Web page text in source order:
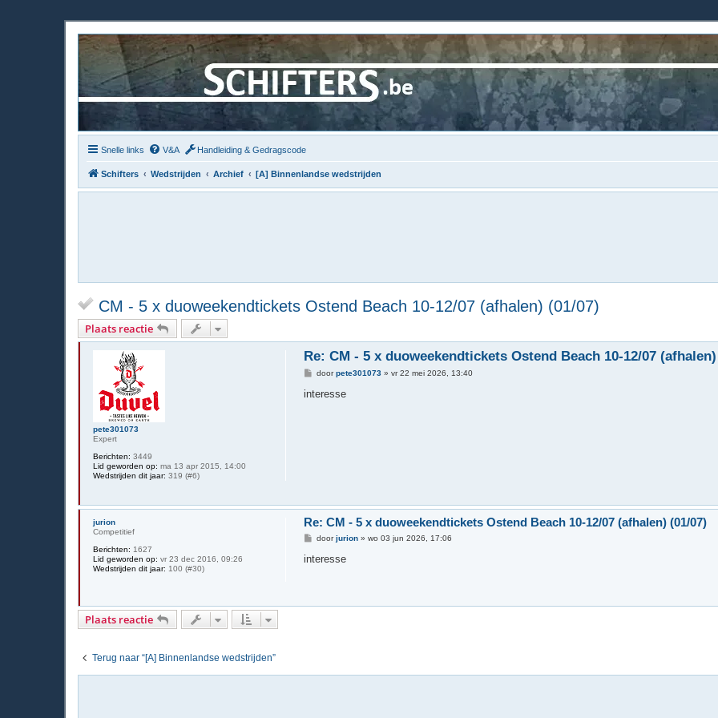
Snelle links V&A Handleiding & Gedragscode
Schifters Wedstrijden Archief [A] Binnenlandse wedstrijden
CM - 5 x duoweekendtickets Ostend Beach 10-12/07 (afhalen) (01/07)
Plaats reactie
pete301073
Expert
Berichten: 3449
Lid geworden op: ma 13 apr 2015, 14:00
Wedstrijden dit jaar: 319 (#6)
Re: CM - 5 x duoweekendtickets Ostend Beach 10-12/07 (afhalen)
B
r
doorpete301073» vr 22 mei 2026, 13:40
interesse
jurion
Competitief
Berichten: 1627
Lid geworden op: vr 23 dec 2016, 09:26
Wedstrijden dit jaar: 100 (#30)
Re: CM - 5 x duoweekendtickets Ostend Beach 10-12/07 (afhalen) (01/07)
B
r
doorjurion» wo 03 jun 2026, 17:06
interesse
Plaats reactie
Terug naar “[A] Binnenlandse wedstrijden”